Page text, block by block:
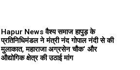
Hapur News वैश्य समाज हापुड़ के
प्रतिनिधिमंडल ने मंत्री नंद गोपाल नंदी से की
मुलाकात, महाराजा अग्रसेन चौक’ और
औद्योगिक क्षेत्र की उठाई मांग